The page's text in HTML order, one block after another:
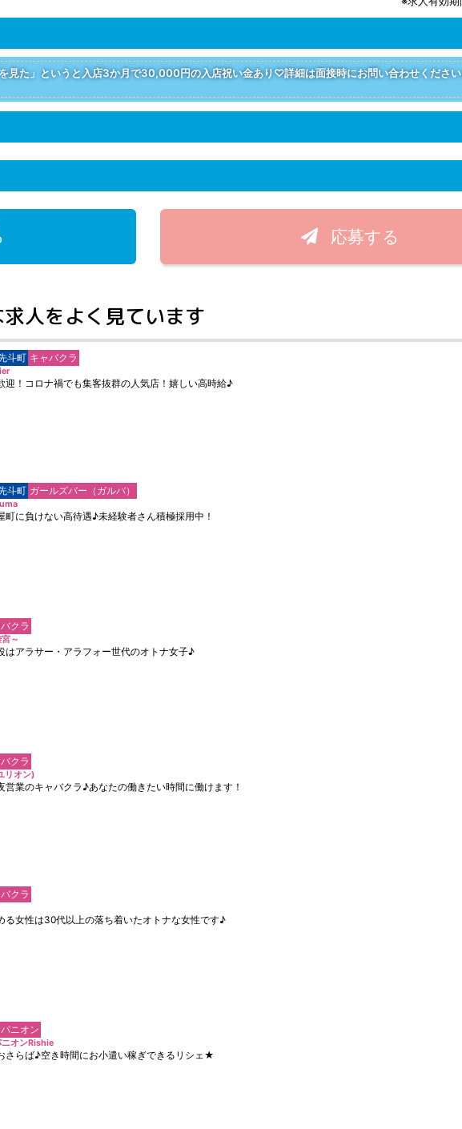
見た」というと入店3か月で30,000円の入店祝い金あり♡詳細は面接時にお問い合わせくださ
応募する
人をよく見ています
斗町 キャバクラ
迎！コロナ禍でも集客抜群の人気店！嬉しい高時給♪
斗町 ガールズバー（ガルバ）
町に負けない高待遇♪未経験者さん積極採用中！
クラ
～
はアラサー・アラフォー世代のオトナ女子♪
クラ
リオン)
営業のキャバクラ♪あなたの働きたい時間に働けます！
クラ
る女性は30代以上の落ち着いたオトナな女性です♪
ニオン
オンRishie
さらば♪空き時間にお小遣い稼ぎできるリシェ★